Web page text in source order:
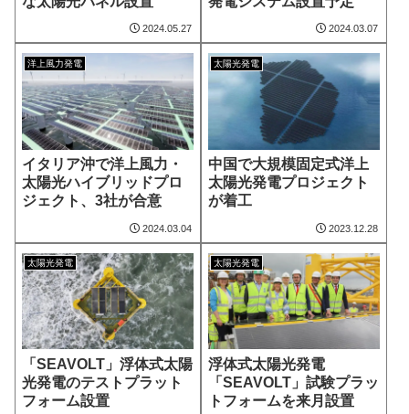
2024.05.27 2024.03.07
洋上風力発電
イタリア沖で洋上風力・
太陽光ハイブリッドプロ
ジェクト、3社が合意
2024.03.04
太陽光発電
中国で大規模固定式洋上
太陽光発電プロジェクト
が着工
2023.12.28
太陽光発電
「SEAVOLT」浮体式太陽
光発電のテストプラット
フォーム設置
太陽光発電
浮体式太陽光発電
「SEAVOLT」試験プラッ
トフォームを来月設置